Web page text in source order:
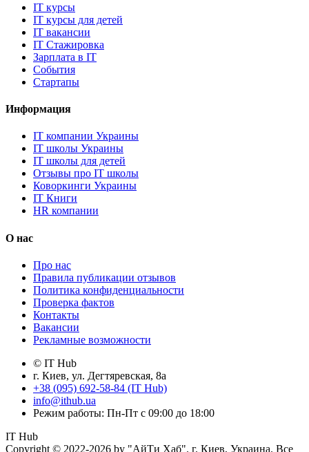
IT курсы
IT курсы для детей
IT вакансии
IT Стажировка
Зарплата в IT
События
Стартапы
Информация
IT компании Украины
IT школы Украины
IT школы для детей
Отзывы про IT школы
Коворкинги Украины
IT Книги
HR компании
О нас
Про нас
Правила публикации отзывов
Политика конфиденциальности
Проверка фактов
Контакты
Вакансии
Рекламные возможности
© IT Hub
г. Киев, ул. Дегтяревская, 8а
+38 (095) 692-58-84 (IT Hub)
info@ithub.ua
Режим работы: Пн-Пт с 09:00 до 18:00
IT Hub
Copyright © 2022-2026 by "АйТи Хаб". г. Киев, Украина. Все